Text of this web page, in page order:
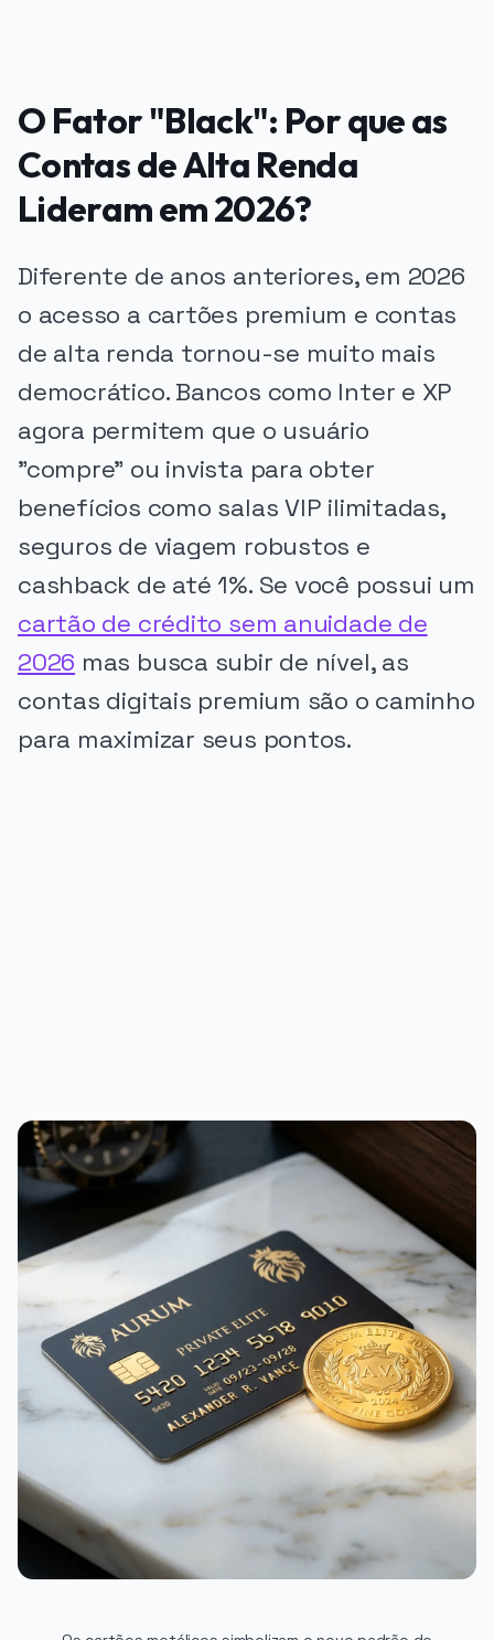
O Fator "Black": Por que as
Contas de Alta Renda
Lideram em 2026?
Diferente de anos anteriores, em 2026
o acesso a cartões premium e contas
de alta renda tornou-se muito mais
democrático. Bancos como Inter e XP
agora permitem que o usuário
"compre" ou invista para obter
benefícios como salas VIP ilimitadas,
seguros de viagem robustos e
cashback de até 1%. Se você possui um
cartão de crédito sem anuidade de
2026 mas busca subir de nível, as
contas digitais premium são o caminho
para maximizar seus pontos.